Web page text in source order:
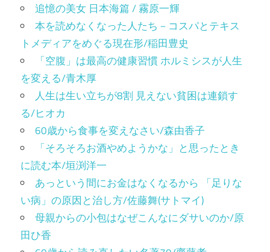
追憶の美女 日本海篇 / 霧原一輝
本を読めなくなった人たち－コスパとテキス
トメディアをめぐる現在形/稲田豊史
「空腹」は最高の健康習慣 ホルミシスが人生
を変える/青木厚
人生は生い立ちが8割 見えない貧困は連鎖す
る/ヒオカ
60歳から食事を変えなさい/森由香子
「そろそろお酒やめようかな」と思ったとき
に読む本/垣渕洋一
あっという間にお金はなくなるから 「足りな
い病」の原因と治し方/佐藤舞(サトマイ)
母親からの小包はなぜこんなにダサいのか/原
田ひ香